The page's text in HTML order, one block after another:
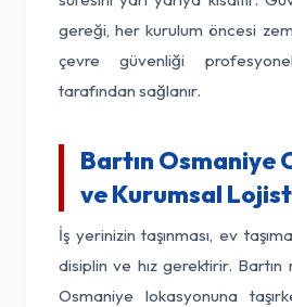
gereği, her kurulum öncesi
çevre güvenliği
tarafından sağlanır.
Bartın Osmaniye
ve Kurumsal
İş yerinizin taşınması, ev
disiplin ve hız gerektirir.
Osmaniye lokasyonuna